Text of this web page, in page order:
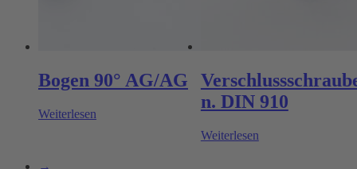
Bogen 90° AG/AG
Weiterlesen
n. DIN 910
Weiterlesen
→